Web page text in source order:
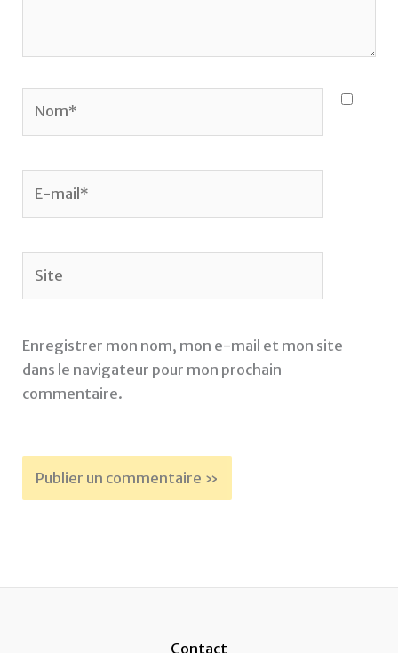
mail*
Enregistrer mon nom, mon e-mail et mon site
dans le navigateur pour mon prochain
commentaire.
Contact